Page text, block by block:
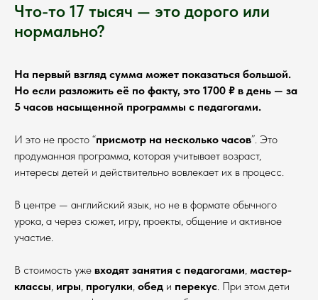
Что-то 17 тысяч — это дорого или
нормально?
На первый взгляд сумма может показаться большой.
Но если разложить её по факту, это 1700 ₽ в день — за
5 часов насыщенной программы с педагогами.
И это не просто “присмотр на несколько часов”. Это
продуманная программа, которая учитывает возраст,
интересы детей и действительно вовлекает их в процесс.
В центре — английский язык, но не в формате обычного
урока, а через сюжет, игру, проекты, общение и активное
участие.
В стоимость уже входят занятия с педагогами, мастер-
классы, игры, прогулки, обед и перекус. При этом дети